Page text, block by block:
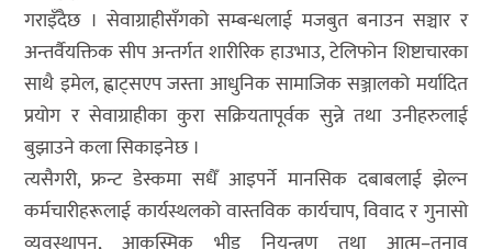
गराइँदैछ । सेवाग्राहीसँगको सम्बन्धलाई मजबुत बनाउन सञ्चार र
अन्तर्वैयक्तिक सीप अन्तर्गत शारीरिक हाउभाउ, टेलिफोन शिष्टाचारका
साथै इमेल, ह्वाट्सएप जस्ता आधुनिक सामाजिक सञ्जालको मर्यादित
प्रयोग र सेवाग्राहीका कुरा सक्रियतापूर्वक सुन्ने तथा उनीहरुलाई
बुझाउने कला सिकाइनेछ ।
त्यसैगरी, फ्रन्ट डेस्कमा सधैँ आइपर्ने मानसिक दबाबलाई झेल्न
कर्मचारीहरूलाई कार्यस्थलको वास्तविक कार्यचाप, विवाद र गुनासो